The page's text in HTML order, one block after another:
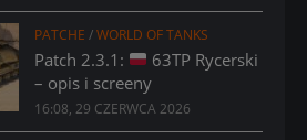
PATCHE /WORLD OF TANKS
Patch 2.3.1:
63TP Rycerski
– opis i screeny
16:08, 29 CZERWCA 2026